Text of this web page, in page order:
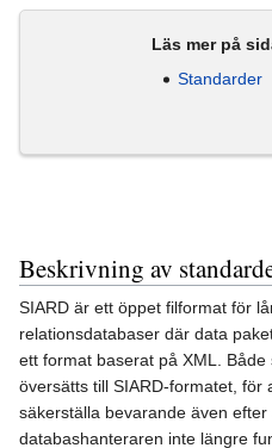
Läs mer på
Standarder
Beskrivning av
SIARD är ett öppet filformat för
relationsdatabaser där data
ett format baserat på XML.
översätts till SIARD-formatet, för
säkerställa bevarande även
databashanteraren inte längre